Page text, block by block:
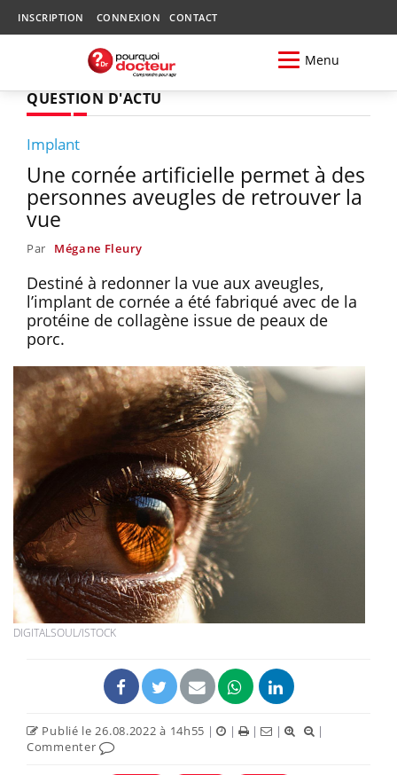
INSCRIPTION CONNEXION CONTACT
Menu
QUESTION D'ACTU
Implant
Une cornée artificielle permet à des
personnes aveugles de retrouver la
vue
Par Mégane Fleury
Destiné à redonner la vue aux aveugles,
l’implant de cornée a été fabriqué avec de la
protéine de collagène issue de peaux de
porc.
DIGITALSOUL/ISTOCK
Publié le 26.08.2022 à 14h55 | | | |
|
Commenter